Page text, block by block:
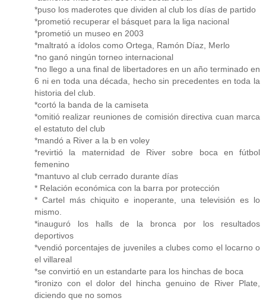
*puso los maderotes que dividen al club los días de partido
*prometió recuperar el básquet para la liga nacional
*prometió un museo en 2003
*maltrató a ídolos como Ortega, Ramón Díaz, Merlo
*no ganó ningún torneo internacional
*no llego a una final de libertadores en un año terminado en
6 ni en toda una década, hecho sin precedentes en toda la
historia del club.
*cortó la banda de la camiseta
*omitió realizar reuniones de comisión directiva cuan marca
el estatuto del club
*mandó a River a la b en voley
*revirtió la maternidad de River sobre boca en fútbol
femenino
*mantuvo al club cerrado durante días
* Relación económica con la barra por protección
* Cartel más chiquito e inoperante, una televisión es lo
mismo.
*inauguró los halls de la bronca por los resultados
deportivos
*vendió porcentajes de juveniles a clubes como el locarno o
el villareal
*se convirtió en un estandarte para los hinchas de boca
*ironizo con el dolor del hincha genuino de River Plate,
diciendo que no somos